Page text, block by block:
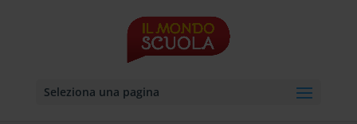
Seleziona una pagina